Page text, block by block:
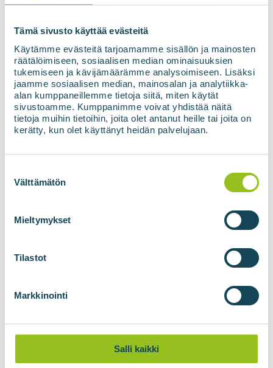
Tämä sivusto käyttää evästeitä
Käytämme evästeitä tarjoamamme sisällön ja mainosten
räätälöimiseen, sosiaalisen median ominaisuuksien
tukemiseen ja kävijämäärämme analysoimiseen. Lisäksi
jaamme sosiaalisen median, mainosalan ja analytiikka-
alan kumppaneillemme tietoja siitä, miten käytät
sivustoamme. Kumppanimme voivat yhdistää näitä
tietoja muihin tietoihin, joita olet antanut heille tai joita on
kerätty, kun olet käyttänyt heidän palvelujaan.
valinta
Välttämätön
Mieltymykset
Tilastot
Markkinointi
Salli kaikki
gasen tillräckligt. Som ett resultat av
stripparen.
STRIPPNING AV KOLDIOXID
Flytande CO₂ innehåller fortfarande en liten
mängd upplöst metan, som avlägsnas genom
strippning. Under strippningen rinner vätskan
nedåt och de frigjorda gaserna stiger uppåt. Vid
behov kan värme tillföras vätskan, vilket ökar
förgasningen i kolonnens botten och förbättrar
strippningens effektivitet. De frigjorda gaserna
leds bort från toppen av strippningskolonnen och
återförs till biogasbearbetning eller rågaslagring. I
uppsamlingstank där den flytande koldioxiden
denna uppsamlingstank för att förånga vätskan
till gas och öka effektiviteten i strippningen. Detta
förbättrar renheten hos den flytande koldioxiden.